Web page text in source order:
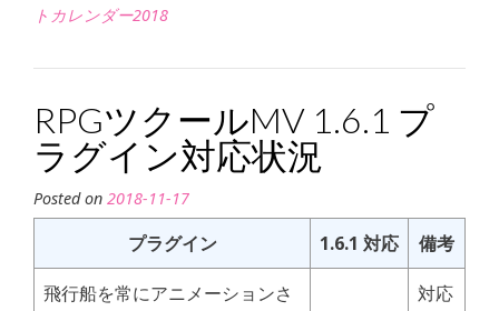
ム
重
さ
の
体
は？”
トカレンダー2018
RPGツクールMV 1.6.1 プ
ラグイン対応状況
Posted on 2018-11-17
プラグイン 1.6.1 対応 備考
飛行船を常にアニメーションさ
対応